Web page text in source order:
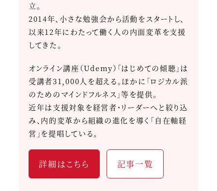
立。
2014年、小さな勉強会から活動をスタートし、
以来12年にわたって働く人の内面変革を支援
してきた。
オンライン講座（Udemy）「はじめての傾聴」は
受講者31,000人を超える。ほかに「ロジカル派
のためのマインドフルネス」等を提供。
近年は支援対象を経営者・リーダーへと絞り込
み、内的変革から組織の進化を導く「自在軸経
営」を提唱している。
詳細はこちら 記事一覧